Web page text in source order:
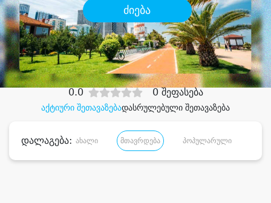
ძიება
შეიძინესასურველი მომსახურება
დიდი დანაზოგით
აქტიური შეთავაზებადასრულებული შეთავაზება
0.0 0 შეფასება
დალაგება: ახალი მთავრდება პოპულარული